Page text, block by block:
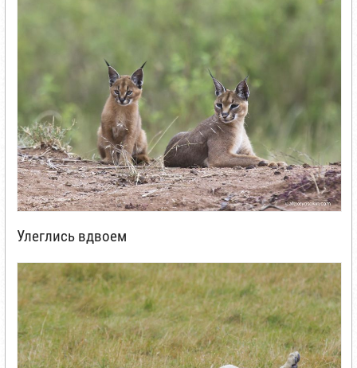
Улеглись вдвоем